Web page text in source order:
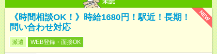
NEW
《時間相談OK！》時給1680円！駅近！長期！
問い合わせ対応
派遣 WEB登録・面接OK